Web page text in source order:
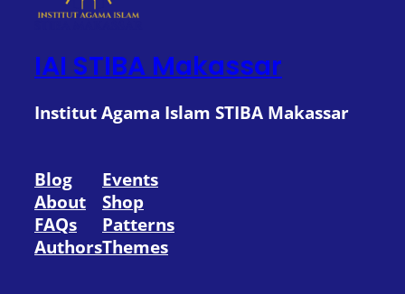
IAI STIBA Makassar
Institut Agama Islam STIBA Makassar
Blog
About
FAQs
Authors
Events
Shop
Patterns
Themes